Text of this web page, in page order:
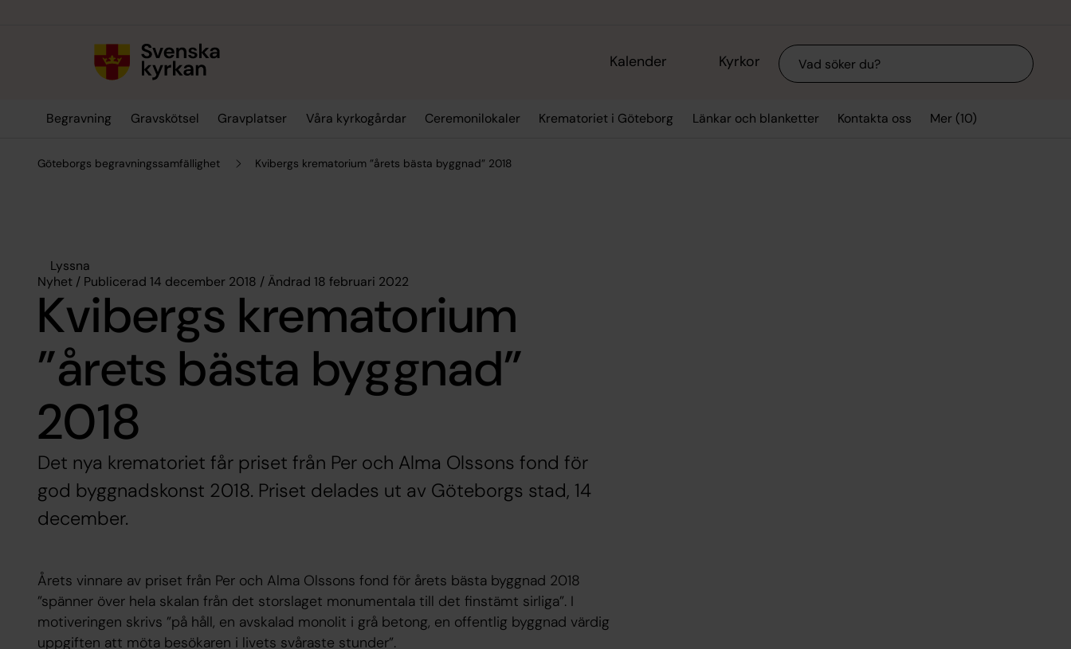
Kalender Kyrkor Sök
Begravning Gravskötsel Gravplatser Våra kyrkogårdar Ceremonilokaler Krematoriet i Göteborg Länkar och blanketter Kontakta oss Mer (10)
Göteborgs begravningssamfällighet Kvibergs krematorium ”årets bästa byggnad” 2018
Lyssna
Nyhet / Publicerad 14 december 2018 / Ändrad 18 februari 2022
Kvibergs krematorium
”årets bästa byggnad”
2018
Det nya krematoriet får priset från Per och Alma Olssons fond för
god byggnadskonst 2018. Priset delades ut av Göteborgs stad, 14
december.
Årets vinnare av priset från Per och Alma Olssons fond för årets bästa byggnad 2018
”spänner över hela skalan från det storslaget monumentala till det finstämt sirliga”. I
motiveringen skrivs ”på håll, en avskalad monolit i grå betong, en offentlig byggnad värdig
uppgiften att möta besökaren i livets svåraste stunder”.